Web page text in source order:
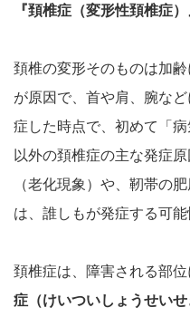
『頚椎症（変形性頚椎症）
頚椎の変形そのものは加
が原因で、首や肩、腕な
症した時点で、初めて「
以外の頚椎症の主な発症
（老化現象）や、靭帯の
は、誰しもが発症する可
頚椎症は、障害される部
症（けいついしょうせいせ